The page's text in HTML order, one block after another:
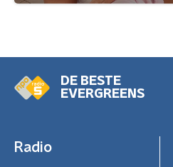
DE BESTE
EVERGREENS
Radio